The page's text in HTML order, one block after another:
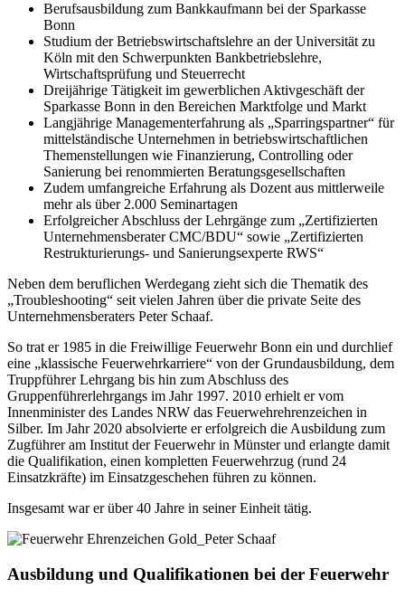
Berufsausbildung zum Bankkaufmann bei der Sparkasse
Bonn
Studium der Betriebswirtschaftslehre an der Universität zu
Köln mit den Schwerpunkten Bankbetriebslehre,
Wirtschaftsprüfung und Steuerrecht
Dreijährige Tätigkeit im gewerblichen Aktivgeschäft der
Sparkasse Bonn in den Bereichen Marktfolge und Markt
Langjährige Managementerfahrung als „Sparringspartner“ für
mittelständische Unternehmen in betriebswirtschaftlichen
Themenstellungen wie Finanzierung, Controlling oder
Sanierung bei renommierten Beratungsgesellschaften
Zudem umfangreiche Erfahrung als Dozent aus mittlerweile
mehr als über 2.000 Seminartagen
Erfolgreicher Abschluss der Lehrgänge zum „Zertifizierten
Unternehmensberater CMC/BDU“ sowie „Zertifizierten
Restrukturierungs- und Sanierungsexperte RWS“
Neben dem beruflichen Werdegang zieht sich die Thematik des
„Troubleshooting“ seit vielen Jahren über die private Seite des
Unternehmensberaters Peter Schaaf.
So trat er 1985 in die Freiwillige Feuerwehr Bonn ein und durchlief
eine „klassische Feuerwehrkarriere“ von der Grundausbildung, dem
Truppführer Lehrgang bis hin zum Abschluss des
Gruppenführerlehrgangs im Jahr 1997. 2010 erhielt er vom
Innenminister des Landes NRW das Feuerwehrehrenzeichen in
Silber. Im Jahr 2020 absolvierte er erfolgreich die Ausbildung zum
Zugführer am Institut der Feuerwehr in Münster und erlangte damit
die Qualifikation, einen kompletten Feuerwehrzug (rund 24
Einsatzkräfte) im Einsatzgeschehen führen zu können.
Insgesamt war er über 40 Jahre in seiner Einheit tätig.
Ausbildung und Qualifikationen bei der Feuerwehr